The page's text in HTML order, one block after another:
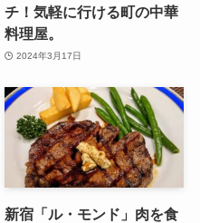
チ！気軽に行ける町の中華
料理屋。
2024年3月17日
新宿「ル・モンド」肉を食